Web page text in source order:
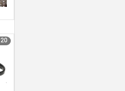
20 دقیقه پیش